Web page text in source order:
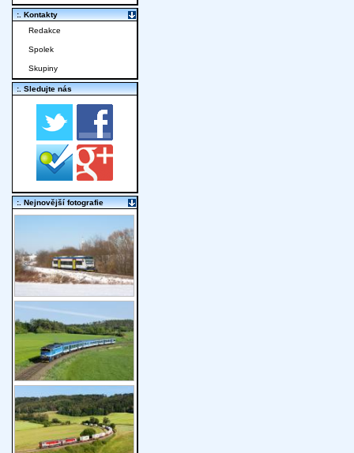
:. Kontakty
Redakce
Spolek
Skupiny
:. Sledujte nás
:. Nejnovější fotografie